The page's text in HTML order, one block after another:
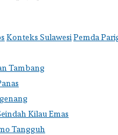
Konteks Sulawesi Pemda
Tambang
Kilau Emas
Tangguh